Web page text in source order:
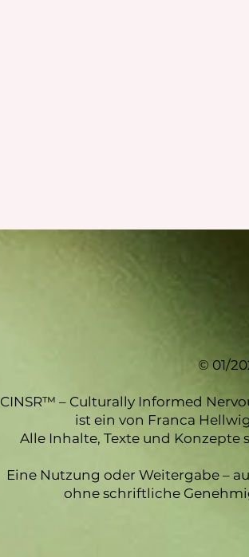
© 01/
CINSR™ – Culturally Informed
ist ein von Franca
Alle Inhalte, Texte und
Eine Nutzung oder Weitergabe –
ohne schriftliche